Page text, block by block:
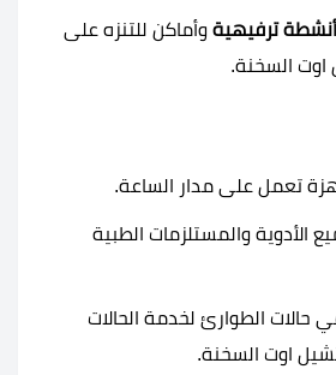
ترفيهية وأماكن للتنزه على
اوت السخنة.
تعمل على مدار الساعة.
الأدوية والمستلزمات الطبية
حالات الطوارئ لخدمة الحالات
اوت السخنة.